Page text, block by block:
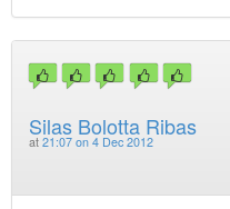
Silas Bolotta Ribas
at 21:07 on 4 Dec 2012